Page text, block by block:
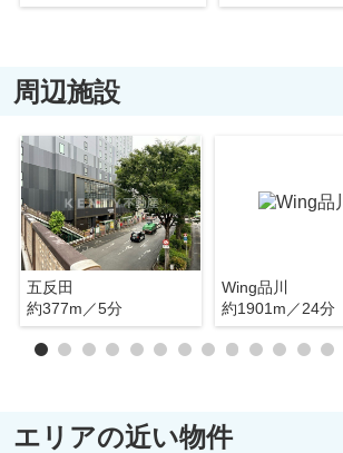
周辺施設
五反田
約377m／5分
Wing品川
約1901m／24分
エリアの近い物件